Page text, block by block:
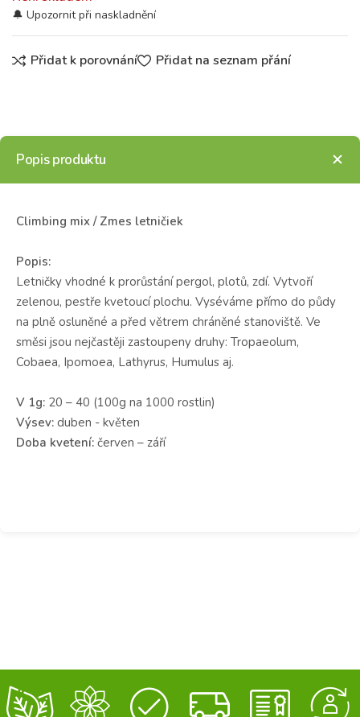
Přidat k porovnání Přidat na seznam přání
Popis produktu
Climbing mix / Zmes letničiek
Popis:
Letničky vhodné k prorůstání pergol, plotů, zdí. Vytvoří
zelenou, pestře kvetoucí plochu. Vyséváme přímo do půdy
na plně osluněné a před větrem chráněné stanoviště. Ve
směsi jsou nejčastěji zastoupeny druhy: Tropaeolum,
Cobaea, Ipomoea, Lathyrus, Humulus aj.
V 1g: 20 – 40 (100g na 1000 rostlin)
Výsev: duben - květen
Doba kvetení: červen – září